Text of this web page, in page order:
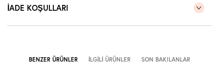
İADE KOŞULLARI
BENZER ÜRÜNLER İLGILI ÜRÜNLER SON BAKILANLAR